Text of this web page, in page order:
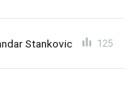
Stankovic 125